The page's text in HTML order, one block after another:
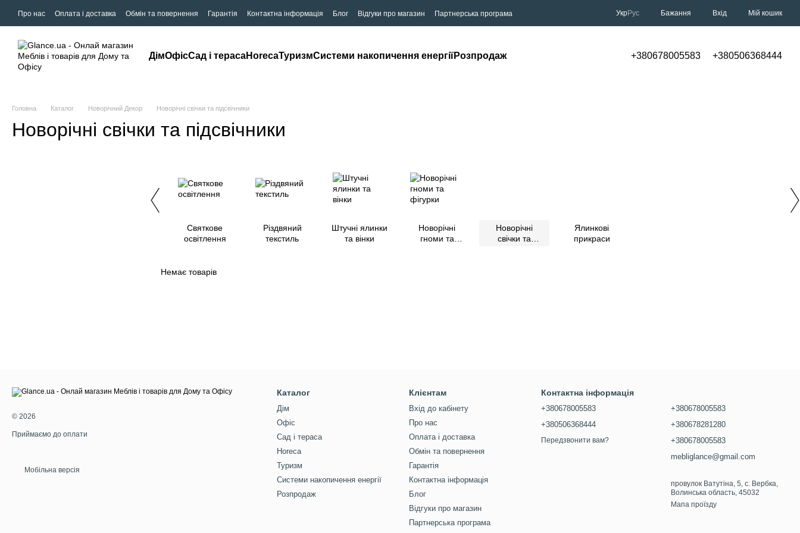
Про нас Оплата і доставка Обмін та повернення Гарантія Контактна інформація Блог Відгуки про магазин Партнерська програма УкрРус Бажання Вхід Мій кошик
ДімОфісСад і терасаHorecaТуризмСистеми накопичення енергіїРозпродаж +380678005583 +380506368444
Головна Каталог Новорічний Декор Новорічні свічки та підсвічники
Новорічні свічки та підсвічники
Святкове
освітлення
Різдвяний
текстиль
Штучні ялинки
та вінки
Новорічні
гноми та
Новорічні
свічки та
Ялинкові
прикраси
Немає товарів
© 2026
Приймаємо до оплати
Мобільна версія
Каталог
Дім
Офіс
Сад і тераса
Horeca
Туризм
Системи накопичення енергії
Розпродаж
Клієнтам
Вхід до кабінету
Про нас
Оплата і доставка
Обмін та повернення
Гарантія
Контактна інформація
Блог
Відгуки про магазин
Партнерська програма
Контактна інформація
+380678005583
+380506368444
Передзвонити вам?
+380678005583
+380678281280
+380678005583
mebliglance@gmail.com
провулок Ватутіна, 5, с. Вербка,
Волинська область, 45032
Мапа проїзду